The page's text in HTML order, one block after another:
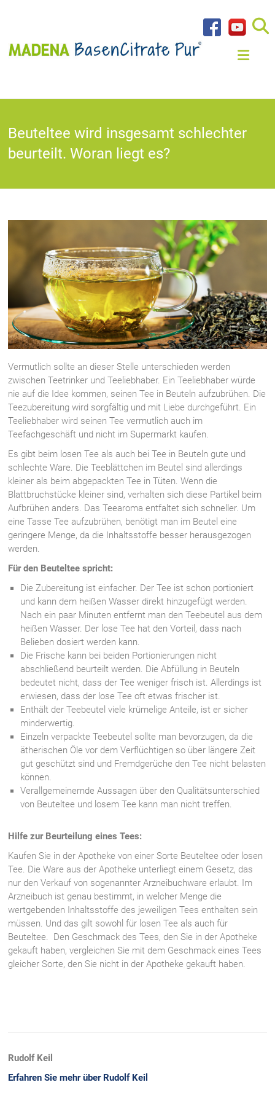
Beuteltee wird insgesamt schlechter
beurteilt. Woran liegt es?
Vermutlich sollte an dieser Stelle unterschieden werden
zwischen Teetrinker und Teeliebhaber. Ein Teeliebhaber würde
nie auf die Idee kommen, seinen Tee in Beuteln aufzubrühen. Die
Teezubereitung wird sorgfältig und mit Liebe durchgeführt. Ein
Teeliebhaber wird seinen Tee vermutlich auch im
Teefachgeschäft und nicht im Supermarkt kaufen.
Es gibt beim losen Tee als auch bei Tee in Beuteln gute und
schlechte Ware. Die Teeblättchen im Beutel sind allerdings
kleiner als beim abgepackten Tee in Tüten. Wenn die
Blattbruchstücke kleiner sind, verhalten sich diese Partikel beim
Aufbrühen anders. Das Teearoma entfaltet sich schneller. Um
eine Tasse Tee aufzubrühen, benötigt man im Beutel eine
geringere Menge, da die Inhaltsstoffe besser herausgezogen
werden.
Für den Beuteltee spricht:
Die Zubereitung ist einfacher. Der Tee ist schon portioniert
und kann dem heißen Wasser direkt hinzugefügt werden.
Nach ein paar Minuten entfernt man den Teebeutel aus dem
heißen Wasser. Der lose Tee hat den Vorteil, dass nach
Belieben dosiert werden kann.
Die Frische kann bei beiden Portionierungen nicht
abschließend beurteilt werden. Die Abfüllung in Beuteln
bedeutet nicht, dass der Tee weniger frisch ist. Allerdings ist
erwiesen, dass der lose Tee oft etwas frischer ist.
Enthält der Teebeutel viele krümelige Anteile, ist er sicher
minderwertig.
Einzeln verpackte Teebeutel sollte man bevorzugen, da die
ätherischen Öle vor dem Verflüchtigen so über längere Zeit
gut geschützt sind und Fremdgerüche den Tee nicht belasten
können.
Verallgemeinernde Aussagen über den Qualitätsunterschied
von Beuteltee und losem Tee kann man nicht treffen.
Hilfe zur Beurteilung eines Tees:
Kaufen Sie in der Apotheke von einer Sorte Beuteltee oder losen
Tee. Die Ware aus der Apotheke unterliegt einem Gesetz, das
nur den Verkauf von sogenannter Arzneibuchware erlaubt. Im
Arzneibuch ist genau bestimmt, in welcher Menge die
wertgebenden Inhaltsstoffe des jeweiligen Tees enthalten sein
müssen. Und das gilt sowohl für losen Tee als auch für
Beuteltee. Den Geschmack des Tees, den Sie in der Apotheke
gekauft haben, vergleichen Sie mit dem Geschmack eines Tees
gleicher Sorte, den Sie nicht in der Apotheke gekauft haben.
Rudolf Keil
Erfahren Sie mehr über Rudolf Keil